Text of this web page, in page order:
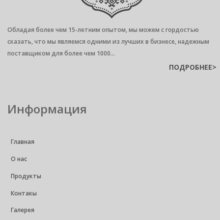
Обладая более чем 15-летним опытом, мы можем с гордостью
сказать, что мы являемся одними из лучших в бизнесе, надежным
поставщиком для более чем 1000...
ПОДРОБНЕЕ>
Информация
Главная
О нас
Продукты
Контакы
Галерея